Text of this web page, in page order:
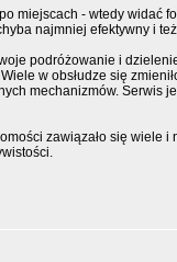
miejscach - wtedy widać
najmniej efektywny i
podróżowanie i
w obsłudze się
mechanizmów. Serwis
zawiązało się wiele i